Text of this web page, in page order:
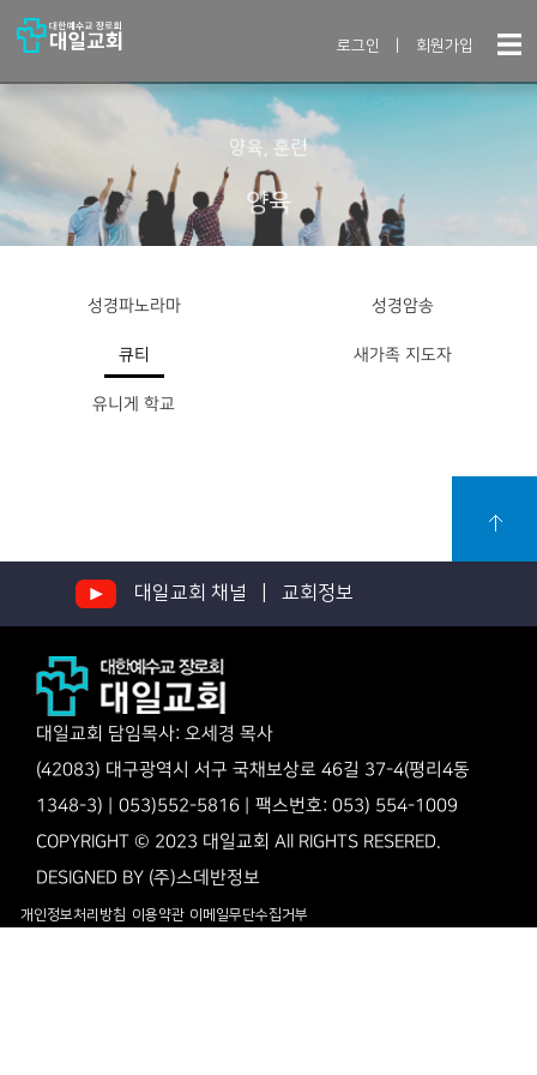
로그인 회원가입
양육, 훈련
양육
성경파노라마 성경암송
큐티 새가족 지도자
유니게 학교
대일교회 채널 | 교회정보
대일교회 담임목사: 오세경 목사
(42083) 대구광역시 서구 국채보상로 46길 37-4(평리4동
1348-3) | 053)552-5816 | 팩스번호: 053) 554-1009
COPYRIGHT © 2023 대일교회 All RIGHTS RESERED.
DESIGNED BY (주)스데반정보
개인정보처리방침 이용약관 이메일무단수집거부